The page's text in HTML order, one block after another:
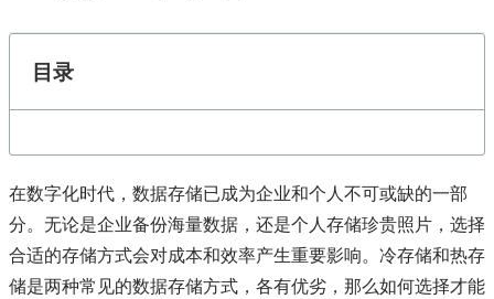
目录
在数字化时代，数据存储已成为企业和个人不可或缺的一部
分。无论是企业备份海量数据，还是个人存储珍贵照片，选择
合适的存储方式会对成本和效率产生重要影响。冷存储和热存
储是两种常见的数据存储方式，各有优劣，那么如何选择才能